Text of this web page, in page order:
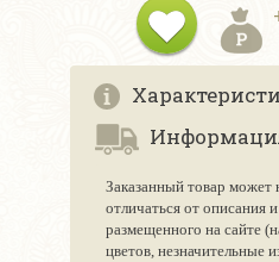
Заказанный товар может
отличаться от описания
размещенного на сайте
цветов, незначительные